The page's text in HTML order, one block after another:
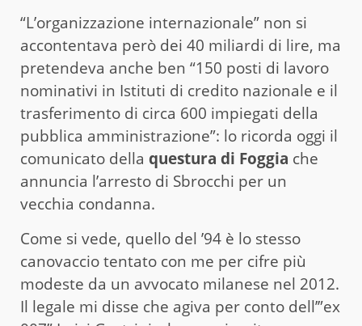
“L’organizzazione internazionale” non si
accontentava però dei 40 miliardi di lire, ma
pretendeva anche ben “150 posti di lavoro
nominativi in Istituti di credito nazionale e il
trasferimento di circa 600 impiegati della
pubblica amministrazione”: lo ricorda oggi il
comunicato della questura di Foggia che
annuncia l’arresto di Sbrocchi per un
vecchia condanna.
Come si vede, quello del ’94 è lo stesso
canovaccio tentato con me per cifre più
modeste da un avvocato milanese nel 2012.
Il legale mi disse che agiva per conto dell’”ex